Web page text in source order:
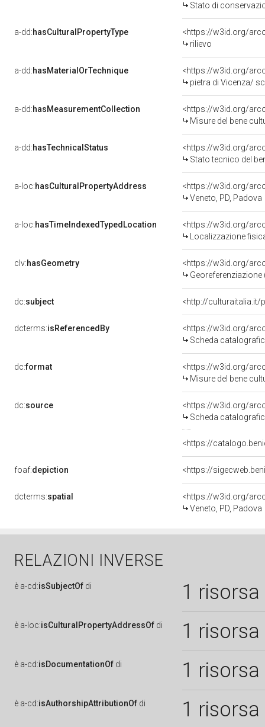
Stato di
a-dd:hasCulturalPropertyType
<https://w3id.org/
rilievo
a-dd:hasMaterialOrTechnique
<https://w3id.org/
pietra di Vicenza/
a-dd:hasMeasurementCollection
<https://w3id.org/
Misure del bene
a-dd:hasTechnicalStatus
<https://w3id.org/
Stato tecnico del
a-loc:hasCulturalPropertyAddress
<https://w3id.org/
Veneto, PD, Padova
a-loc:hasTimeIndexedTypedLocation
<https://w3id.org/
Localizzazione
clv:hasGeometry
<https://w3id.org/
dc:subject <http://culturaitalia.it/
dcterms:isReferencedBy
<https://w3id.org/
Scheda
dc:format
<https://w3id.org/
Misure del bene
dc:source
<https://w3id.org/
Scheda
<https://
foaf:depiction <https://
dcterms:spatial
<https://w3id.org/
Veneto, PD, Padova
RELAZIONI INVERSE
è a-cd:isSubjectOf di 1 risorsa
è a-loc:isCulturalPropertyAddressOf di 1 risorsa
è a-cd:isDocumentationOf di 1 risorsa
è a-cd:isAuthorshipAttributionOf di 1 risorsa